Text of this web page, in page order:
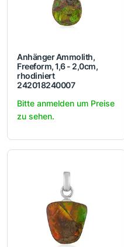
Anhänger Ammolith,
Freeform, 1,6 - 2,0cm,
rhodiniert
242018240007
Bitte anmelden um Preise
zu sehen.